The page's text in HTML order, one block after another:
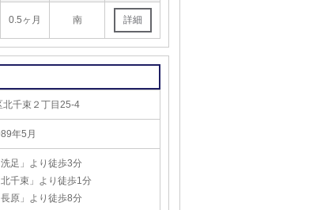
0.5ヶ月 南
北千束２丁目25-4
年5月
足」より徒歩3分
千束」より徒歩1分
原」より徒歩8分